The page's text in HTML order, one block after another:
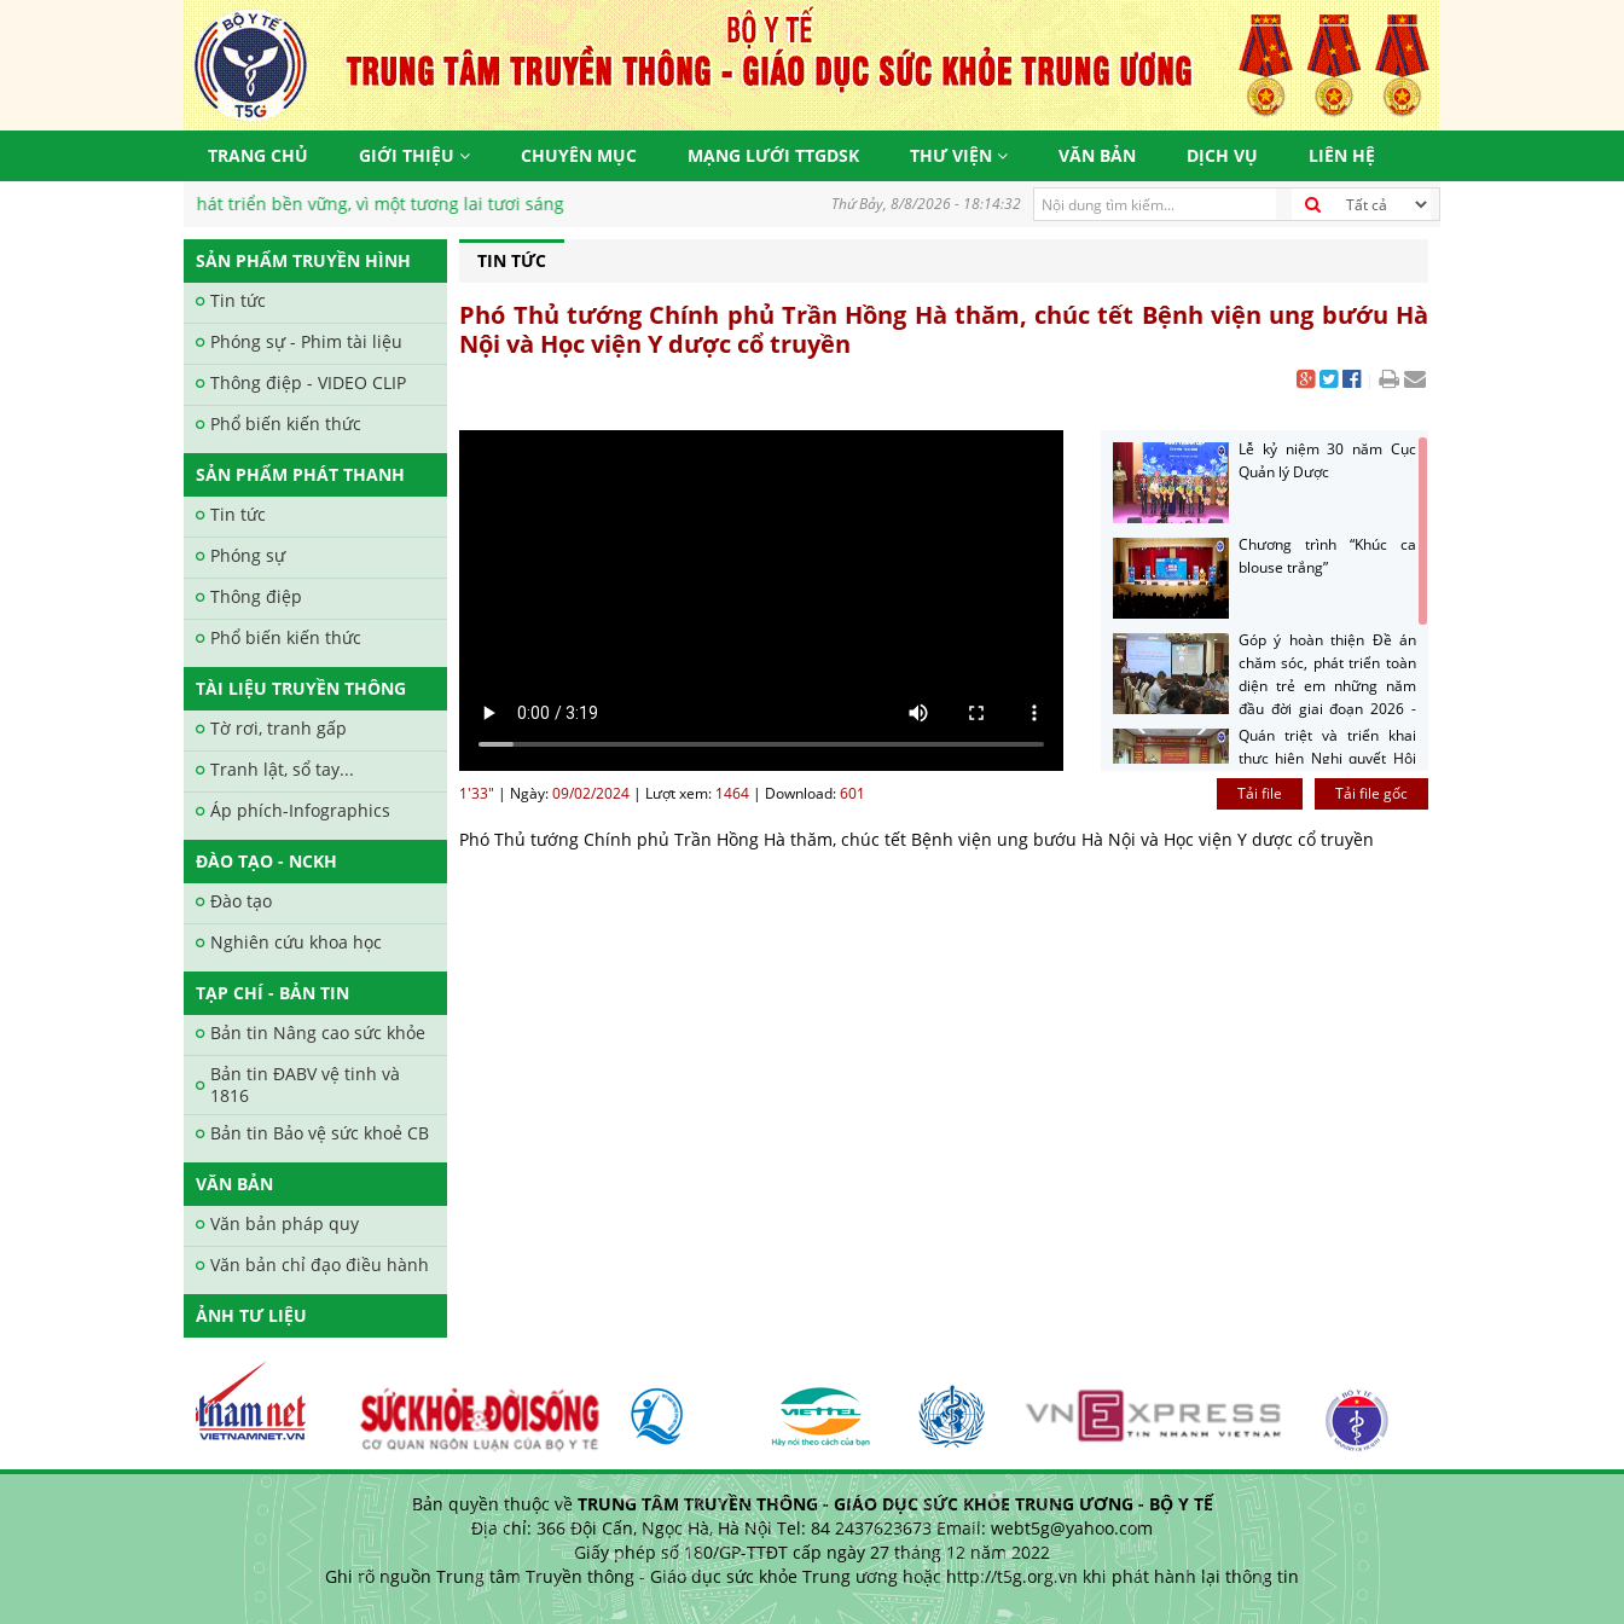
TRANG CHỦ GIỚI THIỆU CHUYÊN MỤC MẠNG LƯỚI TTGDSK THƯ VIỆN VĂN BẢN DỊCH VỤ LIÊN HỆ
hiện mục tiêu phát triển bền vững, vì một tương lai tươi sáng Thứ Bảy, 8/8/2026 - 18:14:32
SẢN PHẨM TRUYỀN HÌNH
Tin tức
Phóng sự - Phim tài liệu
Thông điệp - VIDEO CLIP
Phổ biến kiến thức
SẢN PHẨM PHÁT THANH
Tin tức
Phóng sự
Thông điệp
Phổ biến kiến thức
TÀI LIỆU TRUYỀN THÔNG
Tờ rơi, tranh gấp
Tranh lật, sổ tay...
Áp phích-Infographics
ĐÀO TẠO - NCKH
Đào tạo
Nghiên cứu khoa học
TẠP CHÍ - BẢN TIN
Bản tin Nâng cao sức khỏe
Bản tin ĐABV vệ tinh và
1816
Bản tin Bảo vệ sức khoẻ CB
VĂN BẢN
Văn bản pháp quy
Văn bản chỉ đạo điều hành
ẢNH TƯ LIỆU
TIN TỨC
Phó Thủ tướng Chính phủ Trần Hồng Hà thăm, chúc tết Bệnh viện ung bướu Hà
Nội và Học viện Y dược cổ truyền
Lễ kỷ niệm 30 năm Cục
Quản lý Dược
Chương trình “Khúc ca
blouse trắng”
Góp ý hoàn thiện Đề án
chăm sóc, phát triển toàn
diện trẻ em những năm
đầu đời giai đoạn 2026 -
2030
Quán triệt và triển khai
thực hiện Nghị quyết Hội
nghị Trung ương Ba
Hướng dẫn nộp sản phẩm
cuộc thi sản phẩm phát
1'33" | Ngày:09/02/2024 | Lượt xem: 1464 | Download:601 Tải file gốc
Tải file
Phó Thủ tướng Chính phủ Trần Hồng Hà thăm, chúc tết Bệnh viện ung bướu Hà Nội và Học viện Y dược cổ truyền
Bản quyền thuộc về TRUNG TÂM TRUYỀN THÔNG - GIÁO DỤC SỨC KHỎE TRUNG ƯƠNG - BỘ Y TẾ
Địa chỉ: 366 Đội Cấn, Ngọc Hà, Hà Nội Tel: 84 2437623673 Email: webt5g@yahoo.com
Giấy phép số 180/GP-TTĐT cấp ngày 27 tháng 12 năm 2022
Ghi rõ nguồn Trung tâm Truyền thông - Giáo dục sức khỏe Trung ương hoặc http://t5g.org.vn khi phát hành lại thông tin